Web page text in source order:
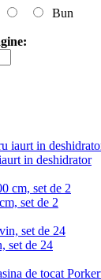
Bun
in deshidrator
set de 2
set de 24